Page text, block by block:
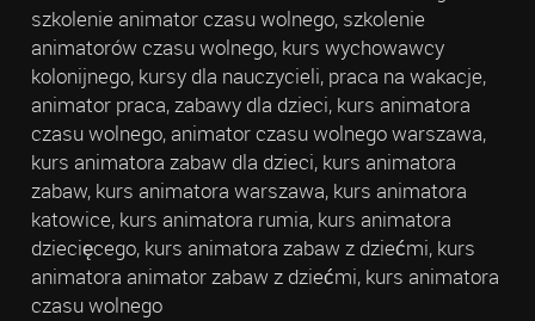
szkolenie animator czasu wolnego, szkolenie
animatorów czasu wolnego, kurs wychowawcy
kolonijnego, kursy dla nauczycieli, praca na wakacje,
animator praca, zabawy dla dzieci, kurs animatora
czasu wolnego, animator czasu wolnego warszawa,
kurs animatora zabaw dla dzieci, kurs animatora
zabaw, kurs animatora warszawa, kurs animatora
katowice, kurs animatora rumia, kurs animatora
dziecięcego, kurs animatora zabaw z dziećmi, kurs
animatora animator zabaw z dziećmi, kurs animatora
czasu wolnego